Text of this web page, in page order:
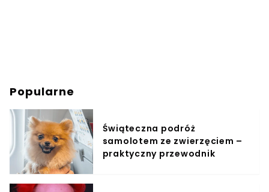
Popularne
Świąteczna podróż
samolotem ze zwierzęciem –
praktyczny przewodnik